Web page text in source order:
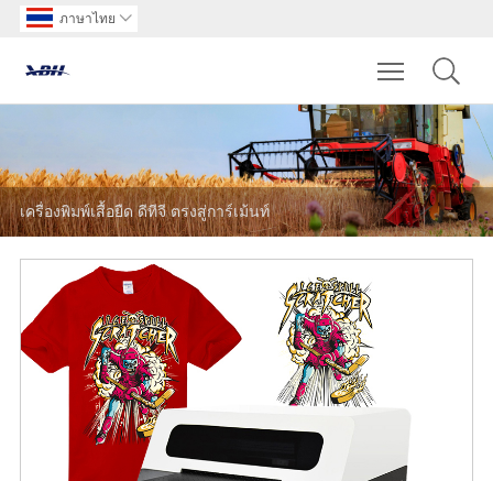
ภาษาไทย 
Toggle
เครื่องพิมพ์เสื้อยืด ดีทีจี ตรงสู่การ์เม้นท์